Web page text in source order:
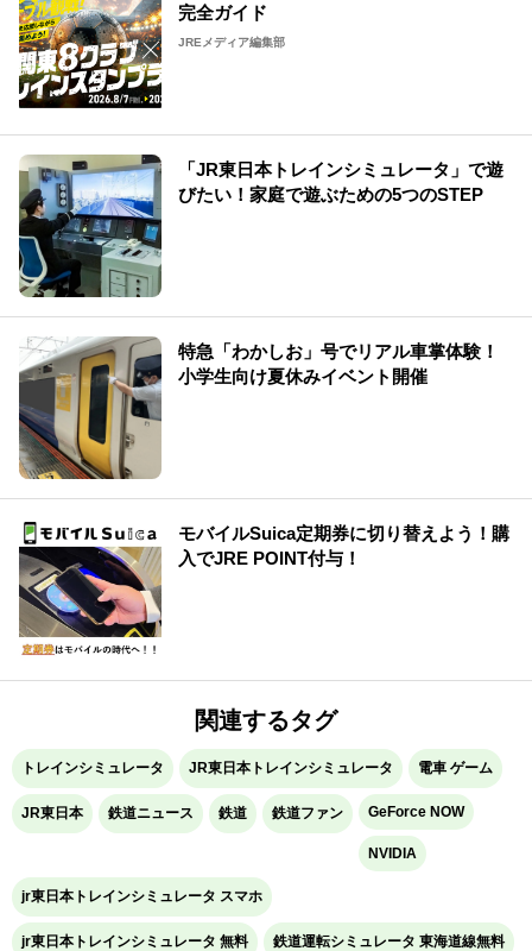
完全ガイド
JREメディア編集部
「JR東日本トレインシミュレータ」で遊
びたい！家庭で遊ぶための5つのSTEP
特急「わかしお」号でリアル車掌体験！
小学生向け夏休みイベント開催
モバイルSuica定期券に切り替えよう！購
入でJRE POINT付与！
関連するタグ
トレインシミュレータ JR東日本トレインシミュレータ 電車 ゲーム
JR東日本 鉄道ニュース 鉄道 鉄道ファン GeForce NOW
NVIDIA
jr東日本トレインシミュレータ スマホ
jr東日本トレインシミュレータ 無料 鉄道運転シミュレータ 東海道線無料